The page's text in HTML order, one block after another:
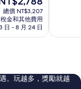
在總價 NT$3,207
金和其他費用
日 - 8 月 24 日
夠
評
論
。玩越多，獎勵就越